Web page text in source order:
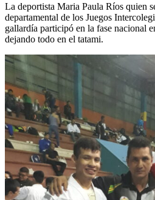
La deportista Maria Paula Ríos quien
departamental de los Juegos
gallardía participó en la fase nacional
dejando todo en el tatami.